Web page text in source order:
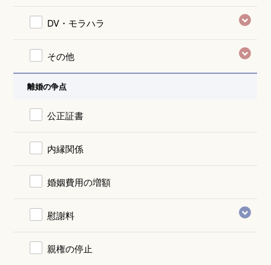
DV・モラハラ
その他
離婚の争点
公正証書
内縁関係
婚姻費用の増額
慰謝料
親権の停止